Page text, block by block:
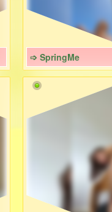
➩ SpringMe